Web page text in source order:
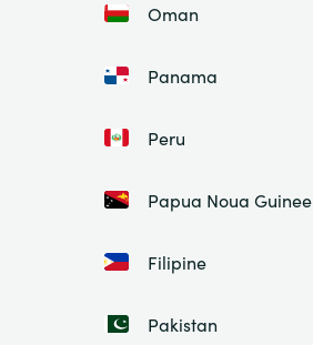
Oman
Panama
Peru
Papua Noua Guinee
Filipine
Pakistan